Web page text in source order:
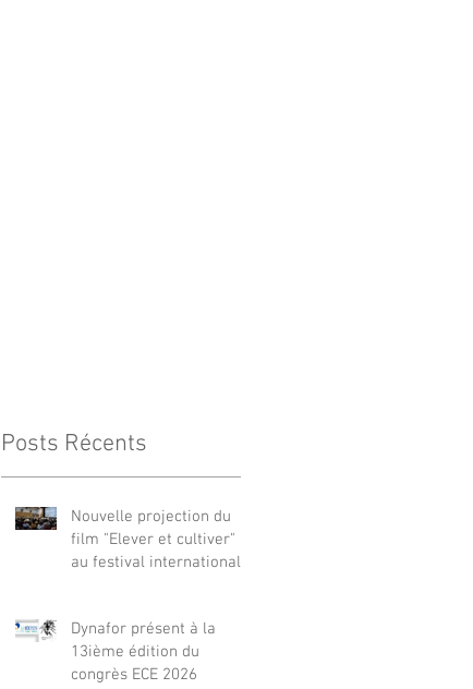
Posts Récents
Nouvelle projection du
film "Elever et cultiver"
au festival international
2026
Dynafor présent à la
13ième édition du
congrès ECE 2026